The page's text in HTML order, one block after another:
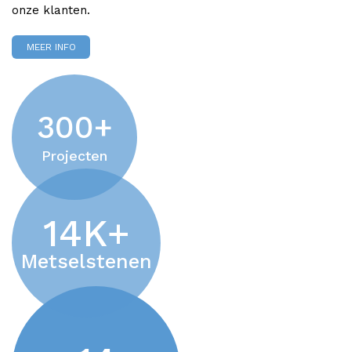
onze klanten.
MEER INFO
300+
Projecten
14K+
Metselstenen